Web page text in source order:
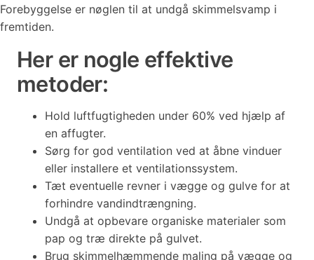
Forebyggelse er nøglen til at undgå skimmelsvamp i
fremtiden.
Her er nogle effektive
metoder:
Hold luftfugtigheden under 60% ved hjælp af
en affugter.
Sørg for god ventilation ved at åbne vinduer
eller installere et ventilationssystem.
Tæt eventuelle revner i vægge og gulve for at
forhindre vandindtrængning.
Undgå at opbevare organiske materialer som
pap og træ direkte på gulvet.
Brug skimmelhæmmende maling på vægge og